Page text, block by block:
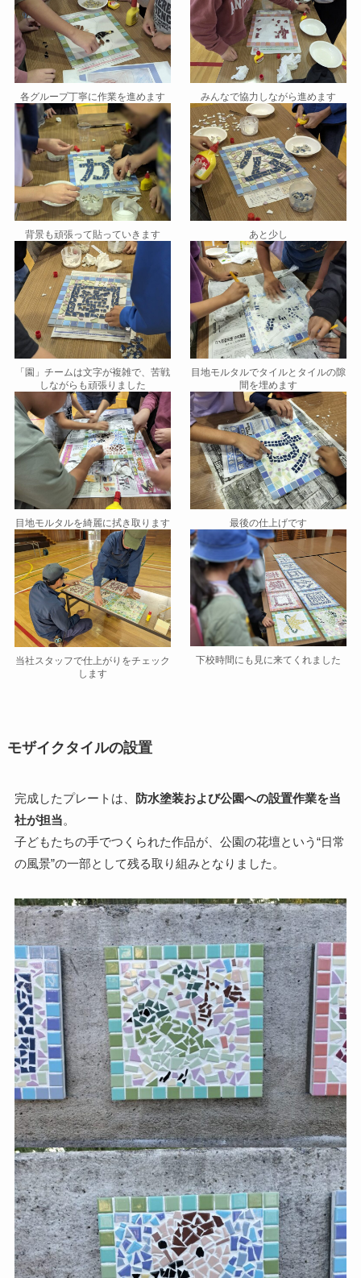
各グループ丁寧に作業を進めます みんなで協力しながら進めます
背景も頑張って貼っていきます あと少し
「園」チームは文字が複雑で、苦戦
しながらも頑張りました
目地モルタルでタイルとタイルの隙
間を埋めます
目地モルタルを綺麗に拭き取ります 最後の仕上げです
当社スタッフで仕上がりをチェック
します
下校時間にも見に来てくれました
モザイクタイルの設置
完成したプレートは、
防水塗装および公園への設置作業を当
社が担当。
子どもたちの手でつくられた作品が、公園の花壇という“日常
の風景”の一部として残る取り組みとなりました。